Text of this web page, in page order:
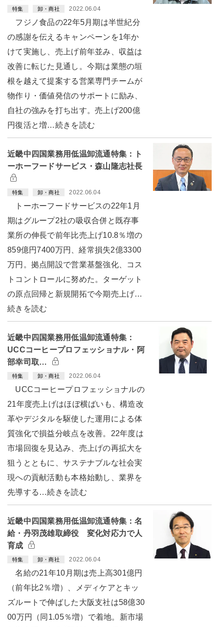
特集 卸・商社 2022.06.04
フジノ食品の22年5月期は半世紀分
の感謝を伝えるキャンペーンを1年か
けて実施し、売上げ前年並み、収益は
改善に転じた見通し。今期は業態の垣
根を越えて提案する営業専門チームが
物作り・価値発信のサポートに励み、
自社の強みを打ち出す。売上げ200億
円復活と増…続きを読む
近畿中四国業務用低温卸流通特集：ト
ーホーフードサービス・森山隆志社長
特集 卸・商社 2022.06.04
トーホーフードサービスの22年1月
期はグループ2社の吸収合併と既存事
業所の伸長で前年比売上げ10.8％増の
859億円7400万円、経常損失2億3300
万円。拠点開設で営業基盤強化、コス
トコントロールに努めた。ターゲット
の原点回帰と新規開拓で今期売上げ…
続きを読む
近畿中四国業務用低温卸流通特集：
UCCコーヒープロフェッショナル・阿
部幸司取…
特集 卸・商社 2022.06.04
UCCコーヒープロフェッショナルの
21年度売上げはほぼ横ばいも、構造改
革やデジタルを駆使した運用による体
質強化で損益分岐点を改善。22年度は
市場回復を見込み、売上げの再拡大を
狙うとともに、サステナブルな社会実
現への貢献活動も本格始動し、業界を
先導する…続きを読む
近畿中四国業務用低温卸流通特集：名
給・丹羽茂雄取締役 変化対応力で人
育成
特集 卸・商社 2022.06.04
名給の21年10月期は売上高301億円
（前年比2％増）、メディケアとキッ
ズルートで伸ばした大阪支社は58億30
00万円（同1.05％増）で着地。新市場